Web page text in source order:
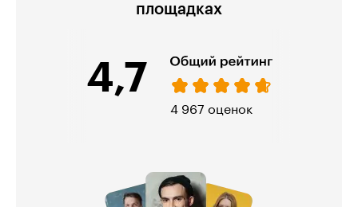
площадках
4,7
974 оценки